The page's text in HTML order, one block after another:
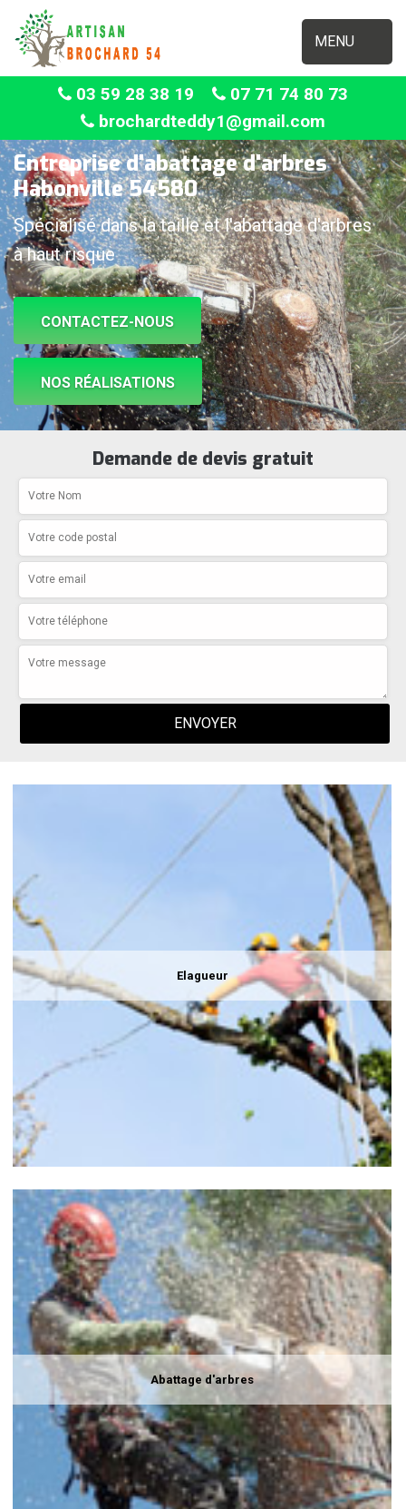
MENU
03 59 28 38 19
07 71 74 80 73
brochardteddy1@gmail.com
Entreprise d'abattage d'arbres
Habonville 54580
Spécialisé dans la taille et l'abattage d'arbres
à haut risque
CONTACTEZ-NOUS
NOS RÉALISATIONS
Demande de devis gratuit
Elagueur
Abattage d'arbres